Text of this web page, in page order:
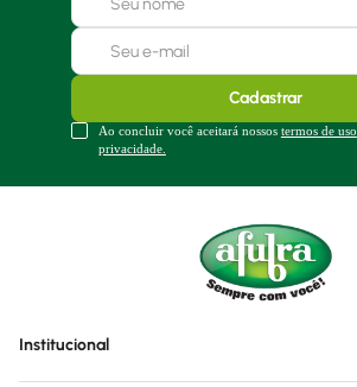
Cadastrar
Ao concluir você aceitará nossos termos de uso
privacidade.
Institucional